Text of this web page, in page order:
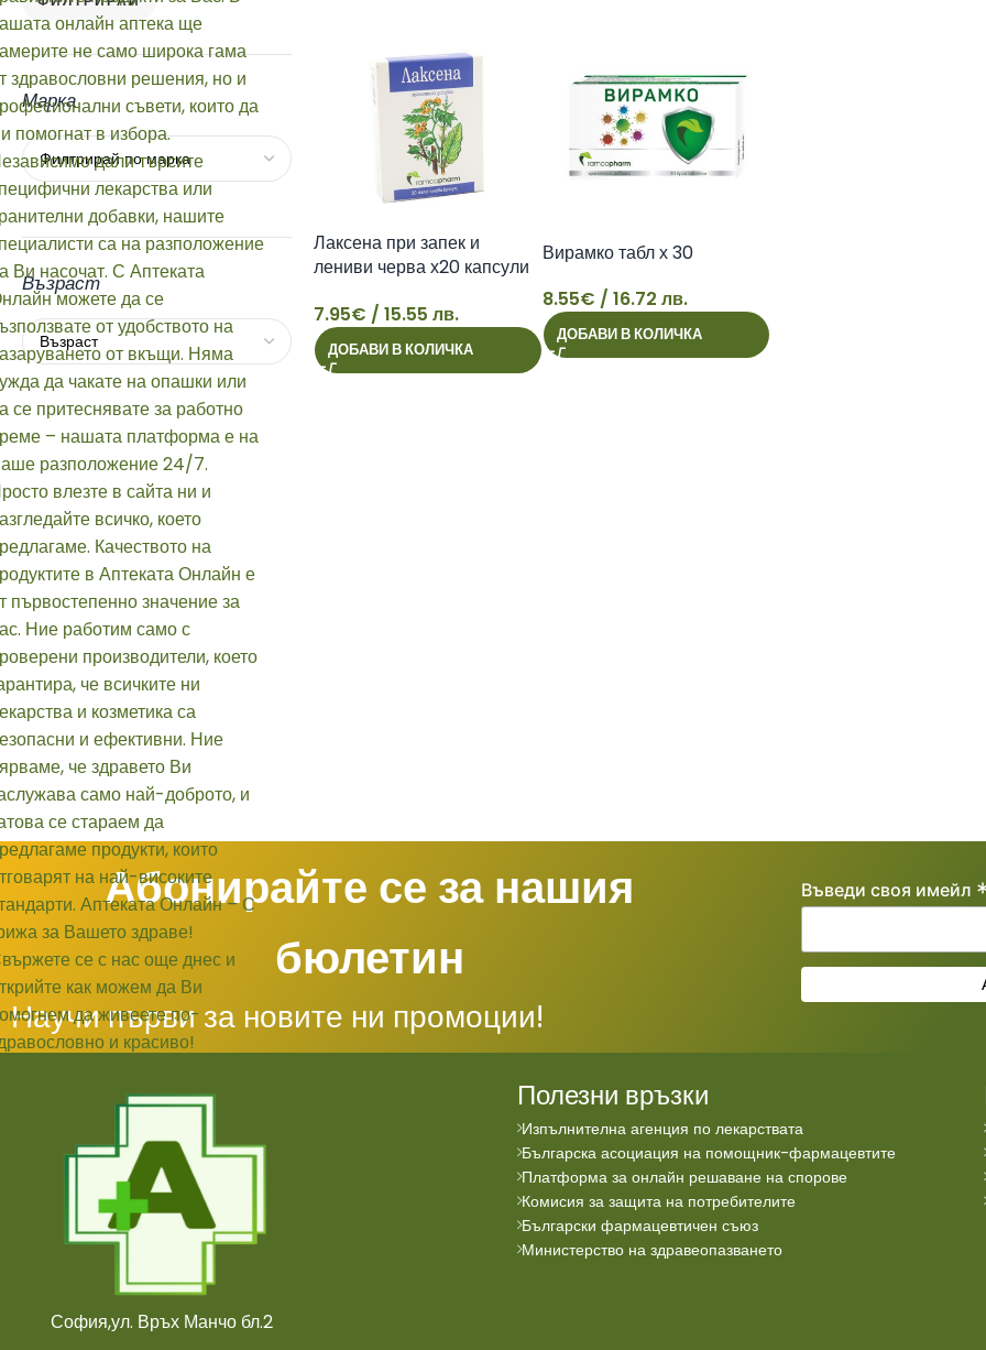
Марка
Възраст
Лаксена при запек и
лениви черва х20 капсули
7.95€ / 15.55 лв.
ДОБАВИ В КОЛИЧКА 8
Вирамко табл х 30
8.55€ / 16.72 лв.
ДОБАВИ В КОЛИЧКА
Абонирайте се за нашия
бюлетин
Научи първи за новите ни промоции!
Въведи своя имейл
София,ул. Връх Манчо бл.2
Полезни връзки
Изпълнителна агенция по лекарствата
Българска асоциация на помощник-фармацевтите
Платформа за онлайн решаване на спорове
Комисия за защита на потребителите
Български фармацевтичен съюз
Министерство на здравеопазването